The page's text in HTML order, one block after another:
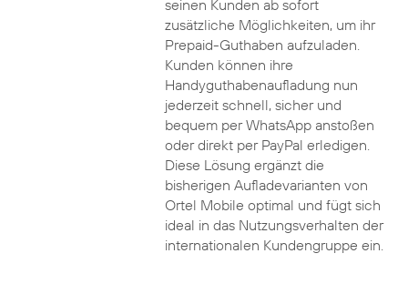
seinen Kunden ab sofort
zusätzliche Möglichkeiten, um ihr
Prepaid-Guthaben aufzuladen.
Kunden können ihre
Handyguthabenaufladung nun
jederzeit schnell, sicher und
bequem per WhatsApp anstoßen
oder direkt per PayPal erledigen.
Diese Lösung ergänzt die
bisherigen Aufladevarianten von
Ortel Mobile optimal und fügt sich
ideal in das Nutzungsverhalten der
internationalen Kundengruppe ein.